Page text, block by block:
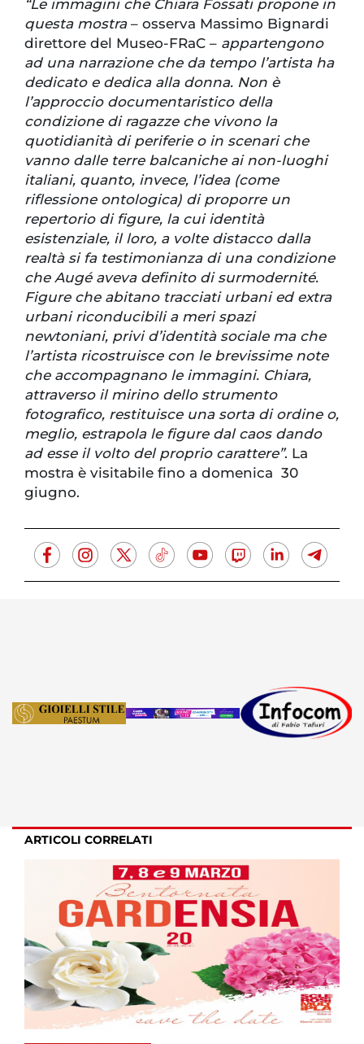
“Le immagini che Chiara Fossati propone in
questa mostra – osserva Massimo Bignardi
direttore del Museo-FRaC – appartengono
ad una narrazione che da tempo l’artista ha
dedicato e dedica alla donna. Non è
l’approccio documentaristico della
condizione di ragazze che vivono la
quotidianità di periferie o in scenari che
vanno dalle terre balcaniche ai non-luoghi
italiani, quanto, invece, l’idea (come
riflessione ontologica) di proporre un
repertorio di figure, la cui identità
esistenziale, il loro, a volte distacco dalla
realtà si fa testimonianza di una condizione
che Augé aveva definito di surmodernité.
Figure che abitano tracciati urbani ed extra
urbani riconducibili a meri spazi
newtoniani, privi d’identità sociale ma che
l’artista ricostruisce con le brevissime note
che accompagnano le immagini. Chiara,
attraverso il mirino dello strumento
fotografico, restituisce una sorta di ordine o,
meglio, estrapola le figure dal caos dando
ad esse il volto del proprio carattere”. La
mostra è visitabile fino a domenica 30
giugno.
ARTICOLI CORRELATI